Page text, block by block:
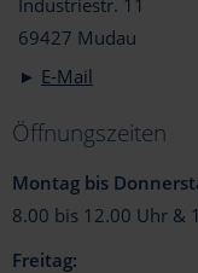
Industriestr. 11
69427 Mudau
► E-Mail
Öffnungszeiten
Montag bis
8.00 bis 12.00 Uhr &
Freitag: